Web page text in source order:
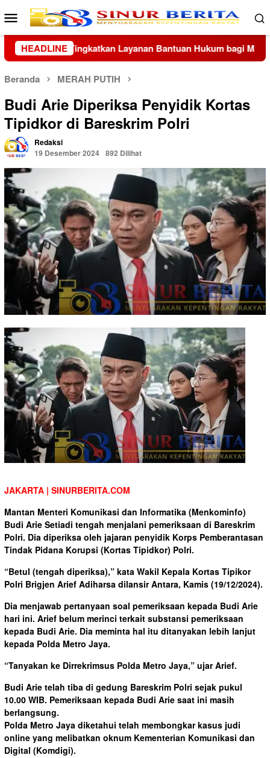
Loncat
ke
konten
Menu
Mobile
HEADLINE
Masyarakat Wapang TNI Hadiri Penyampaian LHP
Beranda MERAH PUTIH
Budi Arie Diperiksa Penyidik Kortas
Tipidkor di Bareskrim Polri
Redaksi
19 Desember 2024 892 Dilihat
JAKARTA | SINURBERITA.COM
Mantan Menteri Komunikasi dan Informatika (Menkominfo)
Budi Arie Setiadi tengah menjalani pemeriksaan di Bareskrim
Polri. Dia diperiksa oleh jajaran penyidik Korps Pemberantasan
Tindak Pidana Korupsi (Kortas Tipidkor) Polri.
“Betul (tengah diperiksa),” kata Wakil Kepala Kortas Tipikor
Polri Brigjen Arief Adiharsa dilansir Antara, Kamis (19/12/2024).
Dia menjawab pertanyaan soal pemeriksaan kepada Budi Arie
hari ini. Arief belum merinci terkait substansi pemeriksaan
kepada Budi Arie. Dia meminta hal itu ditanyakan lebih lanjut
kepada Polda Metro Jaya.
“Tanyakan ke Dirrekrimsus Polda Metro Jaya,” ujar Arief.
Budi Arie telah tiba di gedung Bareskrim Polri sejak pukul
10.00 WIB. Pemeriksaan kepada Budi Arie saat ini masih
berlangsung.
Polda Metro Jaya diketahui telah membongkar kasus judi
online yang melibatkan oknum Kementerian Komunikasi dan
Digital (Komdigi).